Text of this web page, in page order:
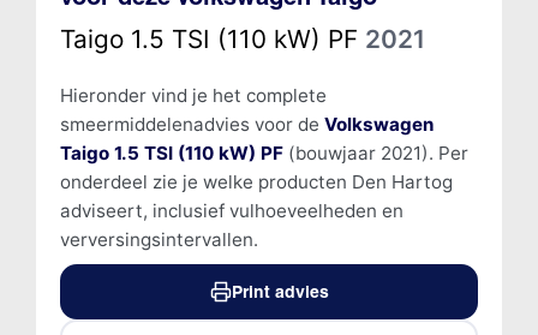
Taigo 1.5 TSI (110 kW) PF 2021
Hieronder vind je het complete
smeermiddelenadvies voor de Volkswagen
Taigo 1.5 TSI (110 kW) PF(bouwjaar 2021). Per
onderdeel zie je welke producten Den Hartog
adviseert, inclusief vulhoeveelheden en
verversingsintervallen.
Print advies